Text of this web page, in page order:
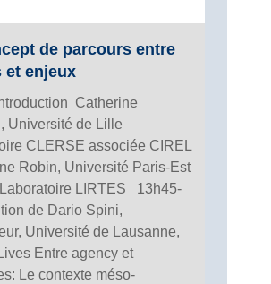
de parcours entre
et enjeux
Catherine
Université de Lille
CLERSE associée CIREL
Robin, Université Paris-Est
LIRTES 13h45-
de Dario Spini,
Université de Lausanne,
Entre agency et
Le contexte méso-